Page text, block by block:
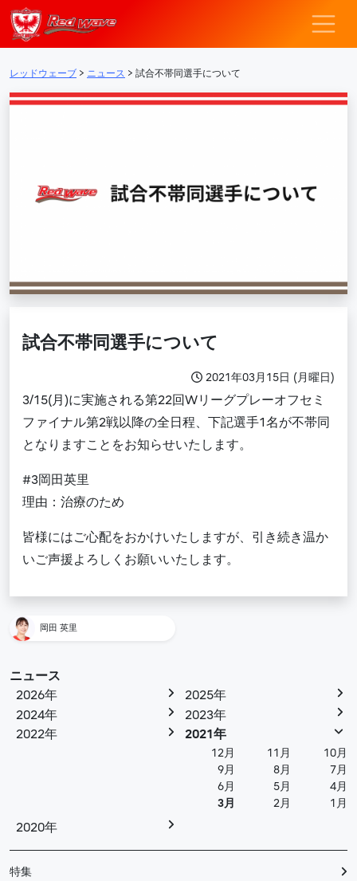
メインナビゲーション
レッドウェー
レッドウェーブ > ニュース > 試合不帯同選手について
試合不帯同選手について
2021年03月15日 (月曜日)
3/15(月)に実施される第22回Wリーグプレーオフセミ
ファイナル第2戦以降の全日程、下記選手1名が不帯同
となりますことをお知らせいたします。
#3岡田英里
理由：治療のため
皆様にはご心配をおかけいたしますが、引き続き温か
いご声援よろしくお願いいたします。
岡田 英里
ニュース
2026年
2025年
2024年
2023年
2022年
2021年
12月 11月
10月
9月
8月
7月
6月
5月
4月
3月
2月 1月
2020年
特集